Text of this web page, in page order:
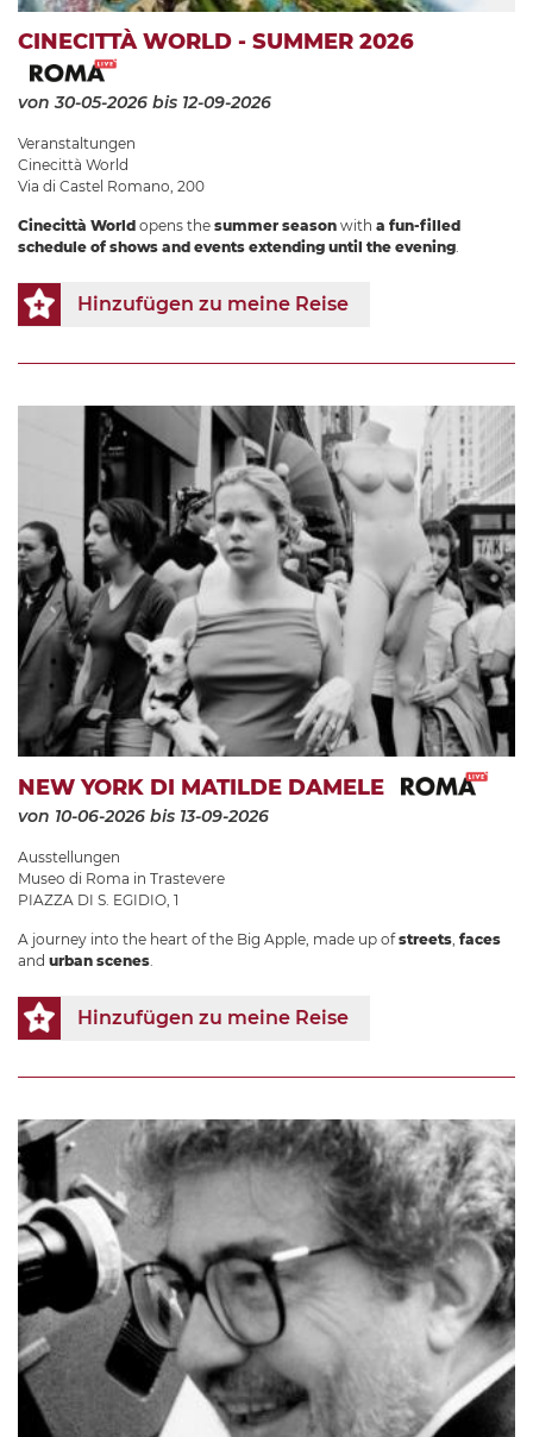
CINECITTÀ WORLD - SUMMER 2026
von 30-05-2026 bis 12-09-2026
Veranstaltungen
Cinecittà World
Via di Castel Romano, 200
Cinecittà World opens the summer season with a fun-filled
schedule of shows and events extending until the evening.
Hinzufügen zu meine Reise
NEW YORK DI MATILDE DAMELE
von 10-06-2026 bis 13-09-2026
Ausstellungen
Museo di Roma in Trastevere
PIAZZA DI S. EGIDIO, 1
A journey into the heart of the Big Apple, made up ofstreets faces
and urban scenes
Hinzufügen zu meine Reise